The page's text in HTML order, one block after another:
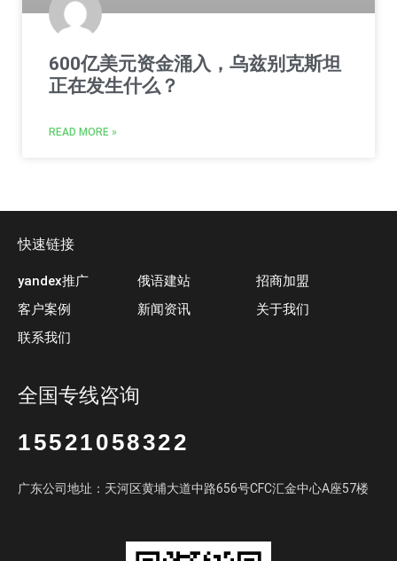
600亿美元资金涌入，乌兹别克斯坦
正在发生什么？
READ MORE »
快速链接
yandex推广
客户案例
联系我们
俄语建站
新闻资讯
招商加盟
关于我们
全国专线咨询
15521058322
广东公司地址：天河区黄埔大道中路656号CFC汇金中心A座57楼